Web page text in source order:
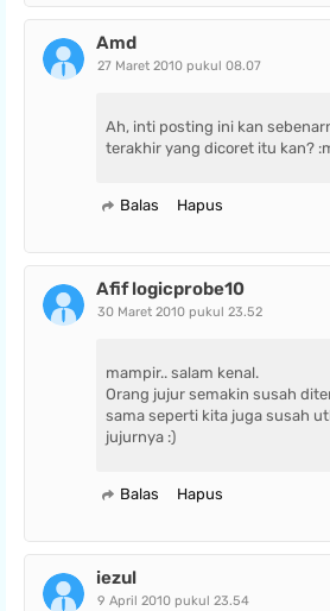
Amd
27 Maret 2010 pukul 08.07
Ah, inti posting ini kan
terakhir yang dicoret itu kan?
Balas Hapus
Afif logicprobe10
30 Maret 2010 pukul 23.52
mampir.. salam kenal.
Orang jujur semakin susah
sama seperti kita juga susah
jujurnya :)
Balas Hapus
iezul
9 April 2010 pukul 23.54